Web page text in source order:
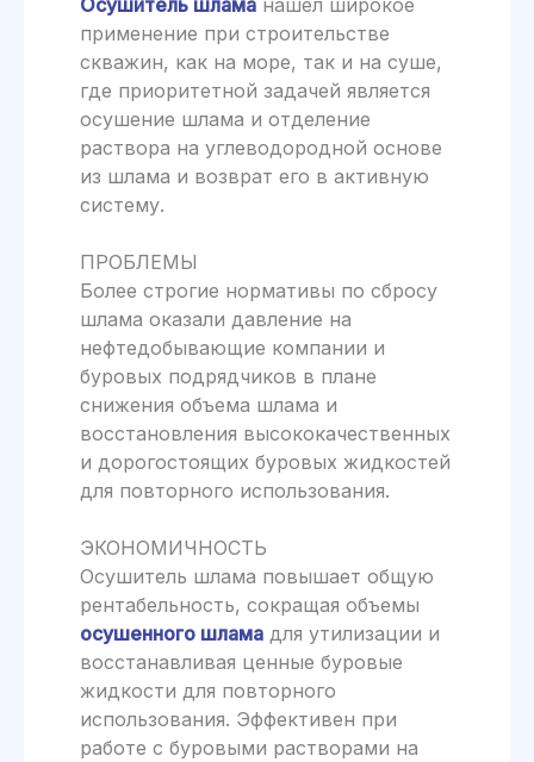
применение при строительстве
скважин, как на море, так и на суше,
где приоритетной задачей явля­ется
осушение шлама и отделение
раствора на углеводородной основе
из шлама и возврат его в активную
систему.
ПРОБЛЕМЫ
Более строгие нормативы по сбросу
шлама оказали давление на
нефтедобывающие компании и
буровых подрядчиков в плане
снижения объема шлама и
восстановления высококачественных
и дорогостоящих буровых жидкостей
для повторного использования.
ЭКОНОМИЧНОСТЬ
Осушитель шлама повышает об­щую
рентабельность, сокращая объемы
осушенного шламадля утилизации и
вос­станавливая ценные буровые
жидкости для повторного
использования. Эффекти­вен при
работе с буровыми растворами на